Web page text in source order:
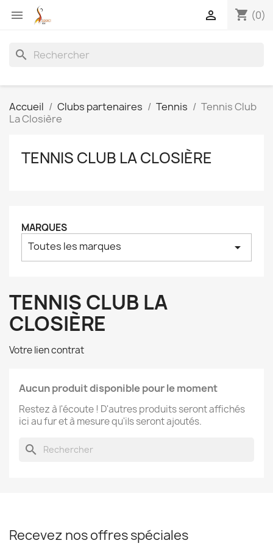
 shopping_cart (0)

search
Accueil Clubs partenaires Tennis
Tennis Club
La Closière
TENNIS CLUB LA CLOSIÈRE
MARQUES
Toutes les marques arrow_drop_down
TENNIS CLUB LA
CLOSIÈRE
Votre lien contrat
Aucun produit disponible pour le moment
Restez à l'écoute ! D'autres produits seront affichés
ici au fur et à mesure qu'ils seront ajoutés.
search
Recevez nos offres spéciales